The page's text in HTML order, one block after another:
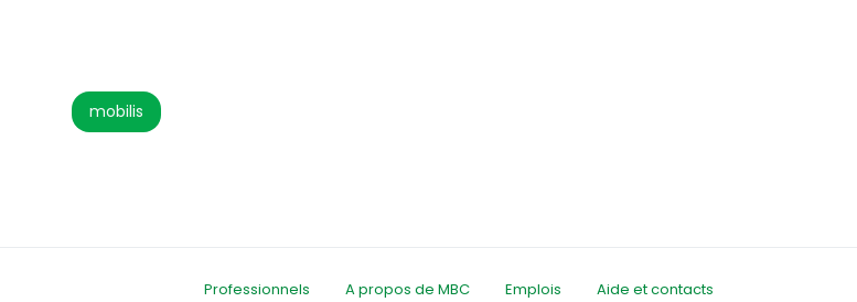
mobilis
Professionnels A propos de MBC Emplois Aide et contacts